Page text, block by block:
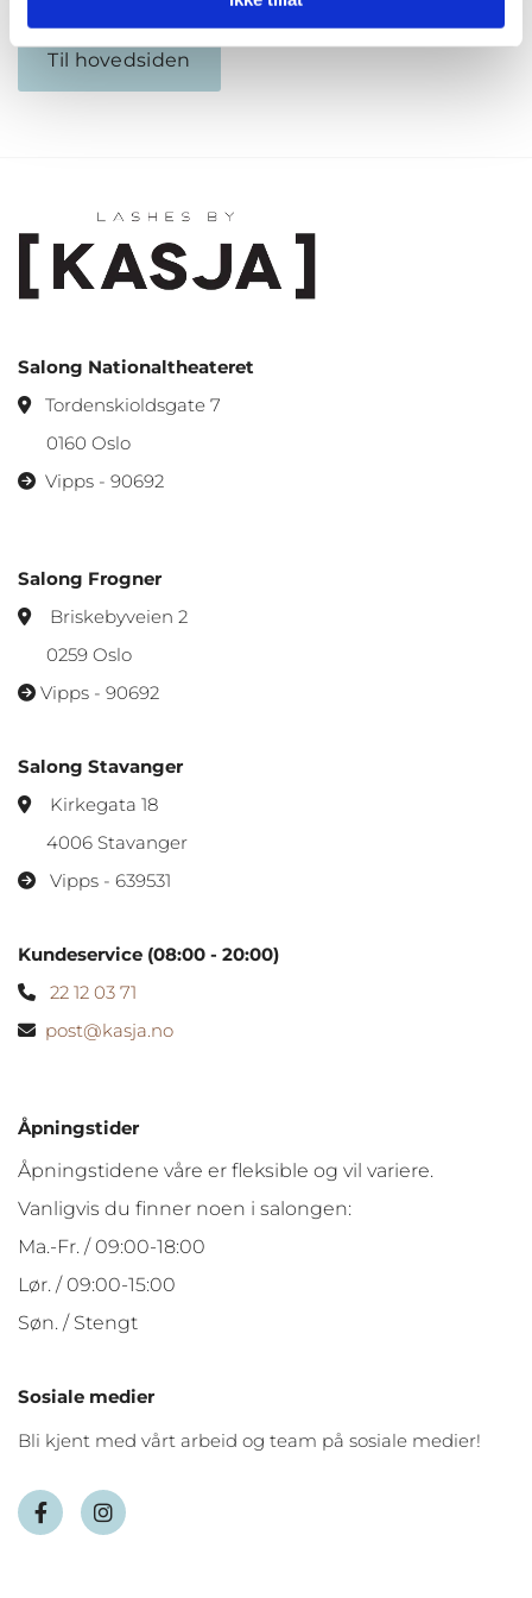
Til hovedsiden
Salong Nationaltheateret
Tordenskioldsgate 7
0160 Oslo
 Vipps - 90692
Salong Frogner
Briskebyveien 2
0259 Oslo
 Vipps - 90692
Salong Stavanger
Kirkegata 18
4006 Stavanger
 Vipps - 639531
Kundeservice (08:00 - 20:00)
 22 12 03 71
 post@kasja.no
Åpningstider
Åpningstidene våre er fleksible og vil variere.
Vanligvis du finner noen i salongen:
Ma.-Fr. / 09:00-18:00
Lør. / 09:00-15:00
Søn. / Stengt
Sosiale medier
Bli kjent med vårt arbeid og team på sosiale medier!